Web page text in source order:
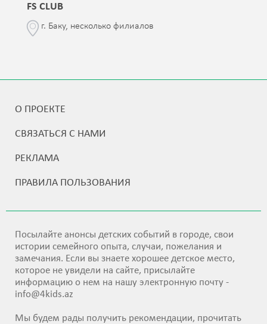
FS CLUB
г. Баку, несколько филиалов
О ПРОЕКТЕ
СВЯЗАТЬСЯ С НАМИ
РЕКЛАМА
ПРАВИЛА ПОЛЬЗОВАНИЯ
Посылайте анонсы детских событий в городе, свои
истории семейного опыта, случаи, пожелания и
замечания. Если вы знаете хорошее детское место,
которое не увидели на сайте, присылайте
информацию о нем на нашу электронную почту -
info@4kids.az
Мы будем рады получить рекомендации, прочитать